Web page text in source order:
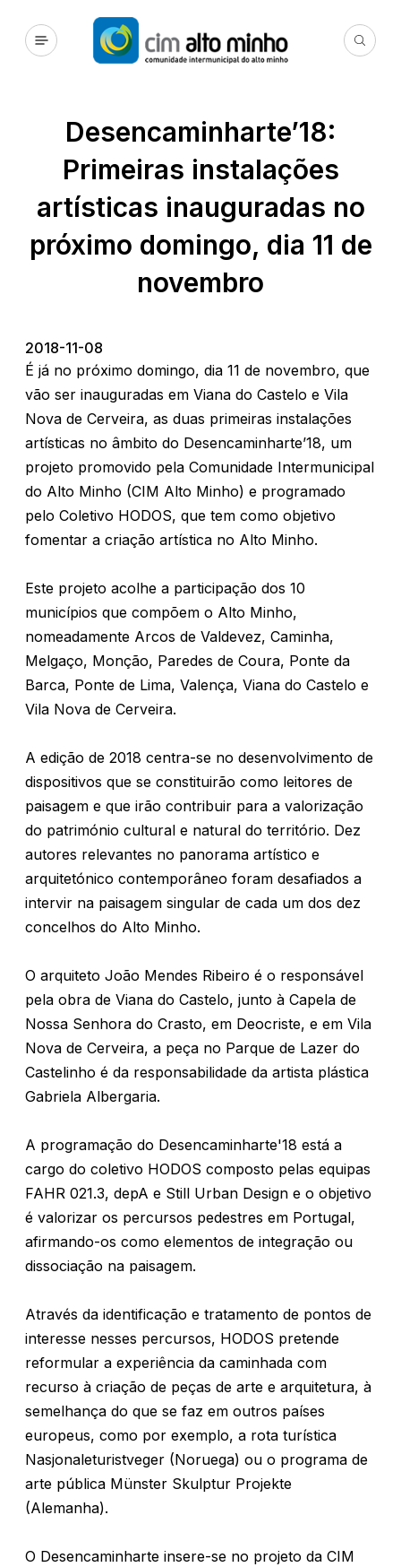
Desencaminharte’18:
Primeiras instalações
artísticas inauguradas no
próximo domingo, dia 11 de
novembro
2018-11-08
É já no próximo domingo, dia 11 de novembro, que
vão ser inauguradas em Viana do Castelo e Vila
Nova de Cerveira, as duas primeiras instalações
artísticas no âmbito do Desencaminharte’18, um
projeto promovido pela Comunidade Intermunicipal
do Alto Minho (CIM Alto Minho) e programado
pelo Coletivo HODOS, que tem como objetivo
fomentar a criação artística no Alto Minho.
Este projeto acolhe a participação dos 10
municípios que compõem o Alto Minho,
nomeadamente Arcos de Valdevez, Caminha,
Melgaço, Monção, Paredes de Coura, Ponte da
Barca, Ponte de Lima, Valença, Viana do Castelo e
Vila Nova de Cerveira.
A edição de 2018 centra-se no desenvolvimento de
dispositivos que se constituirão como leitores de
paisagem e que irão contribuir para a valorização
do património cultural e natural do território. Dez
autores relevantes no panorama artístico e
arquitetónico contemporâneo foram desafiados a
intervir na paisagem singular de cada um dos dez
concelhos do Alto Minho.
O arquiteto João Mendes Ribeiro é o responsável
pela obra de Viana do Castelo, junto à Capela de
Nossa Senhora do Crasto, em Deocriste, e em Vila
Nova de Cerveira, a peça no Parque de Lazer do
Castelinho é da responsabilidade da artista plástica
Gabriela Albergaria.
A programação do Desencaminharte'18 está a
cargo do coletivo HODOS composto pelas equipas
FAHR 021.3, depA e Still Urban Design e o objetivo
é valorizar os percursos pedestres em Portugal,
afirmando-os como elementos de integração ou
dissociação na paisagem.
Através da identificação e tratamento de pontos de
interesse nesses percursos, HODOS pretende
reformular a experiência da caminhada com
recurso à criação de peças de arte e arquitetura, à
semelhança do que se faz em outros países
europeus, como por exemplo, a rota turística
Nasjonaleturistveger (Noruega) ou o programa de
arte pública Münster Skulptur Projekte
(Alemanha).
O Desencaminharte insere-se no projeto da CIM